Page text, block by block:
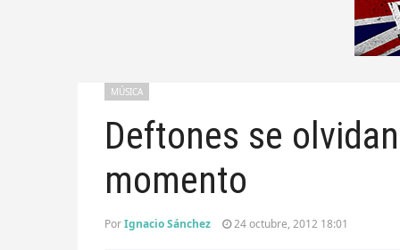
Deftones se
momento
MÚSICA
PorIgnacio Sánchez 24 octubre, 2012 18:01